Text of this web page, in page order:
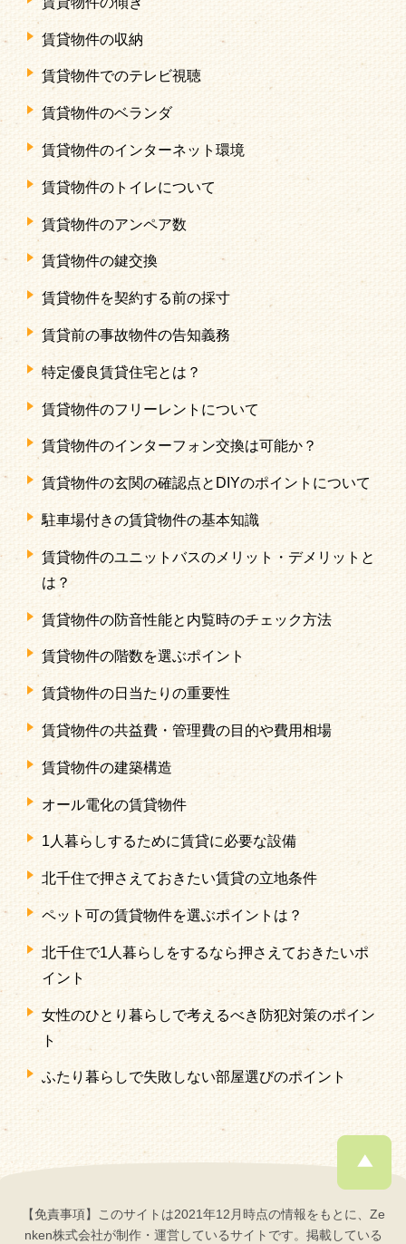
賃貸物件の収納
賃貸物件でのテレビ視聴
賃貸物件のベランダ
賃貸物件のインターネット環境
賃貸物件のトイレについて
賃貸物件のアンペア数
賃貸物件の鍵交換
賃貸物件を契約する前の採寸
賃貸前の事故物件の告知義務
特定優良賃貸住宅とは？
賃貸物件のフリーレントについて
賃貸物件のインターフォン交換は可能か？
賃貸物件の玄関の確認点とDIYのポイントについて
駐車場付きの賃貸物件の基本知識
賃貸物件のユニットバスのメリット・デメリットと
は？
賃貸物件の防音性能と内覧時のチェック方法
賃貸物件の階数を選ぶポイント
賃貸物件の日当たりの重要性
賃貸物件の共益費・管理費の目的や費用相場
賃貸物件の建築構造
オール電化の賃貸物件
1人暮らしするために賃貸に必要な設備
北千住で押さえておきたい賃貸の立地条件
ペット可の賃貸物件を選ぶポイントは？
北千住で1人暮らしをするなら押さえておきたいポ
イント
女性のひとり暮らしで考えるべき防犯対策のポイン
ト
ふたり暮らしで失敗しない部屋選びのポイント
【免責事項】このサイトは2021年12月時点の情報をもとに、Ze
nken株式会社が制作・運営しているサイトです。掲載している